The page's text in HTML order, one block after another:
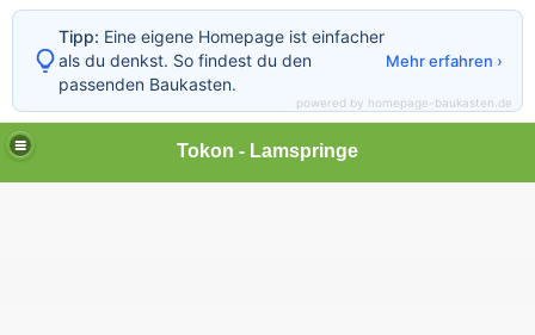
Tokon - Lamspringe
Tipp: Eine eigene Homepage ist einfacher
als du denkst. So findest du den
passenden Baukasten.
Mehr erfahren ›
powered by homepage-baukasten.de